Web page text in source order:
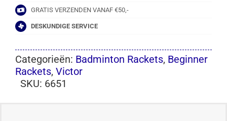
GRATIS VERZENDEN VANAF €50,-
DESKUNDIGE SERVICE
Categorieën: Badminton Rackets, Beginner
Rackets, Victor
SKU: 6651